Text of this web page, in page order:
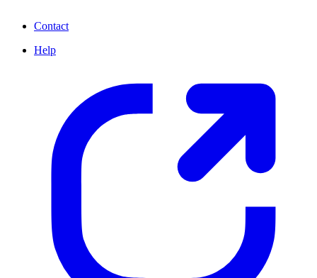
Contact
Help